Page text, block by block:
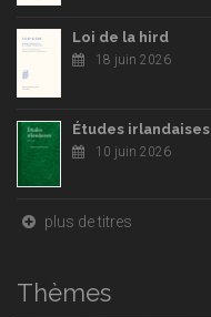
Loi de la hird
18 juin 2026
Études
10 juin 2026
plus de titres
Thèmes